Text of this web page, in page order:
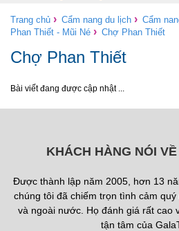
Trang chủ › Cẩm nang du lịch › Cẩm
Phan Thiết - Mũi Né › Chợ Phan Thiết
Chợ Phan Thiết
Bài viết đang được cập nhật ...
KHÁCH HÀNG NÓI
Được thành lập năm 2005, hơn 13
chúng tôi đã chiếm trọn tình cảm
và ngoài nước. Họ đánh giá rất cao
tận tâm của